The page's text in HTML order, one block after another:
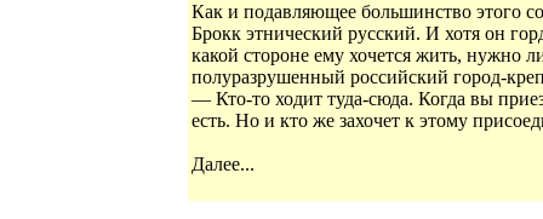
Как и подавляющее большинство этого
Брокк этнический русский. И хотя он
какой стороне ему хочется жить, нужно
полуразрушенный российский город-
— Кто-то ходит туда-сюда. Когда вы
есть. Но и кто же захочет к этому
Далее...